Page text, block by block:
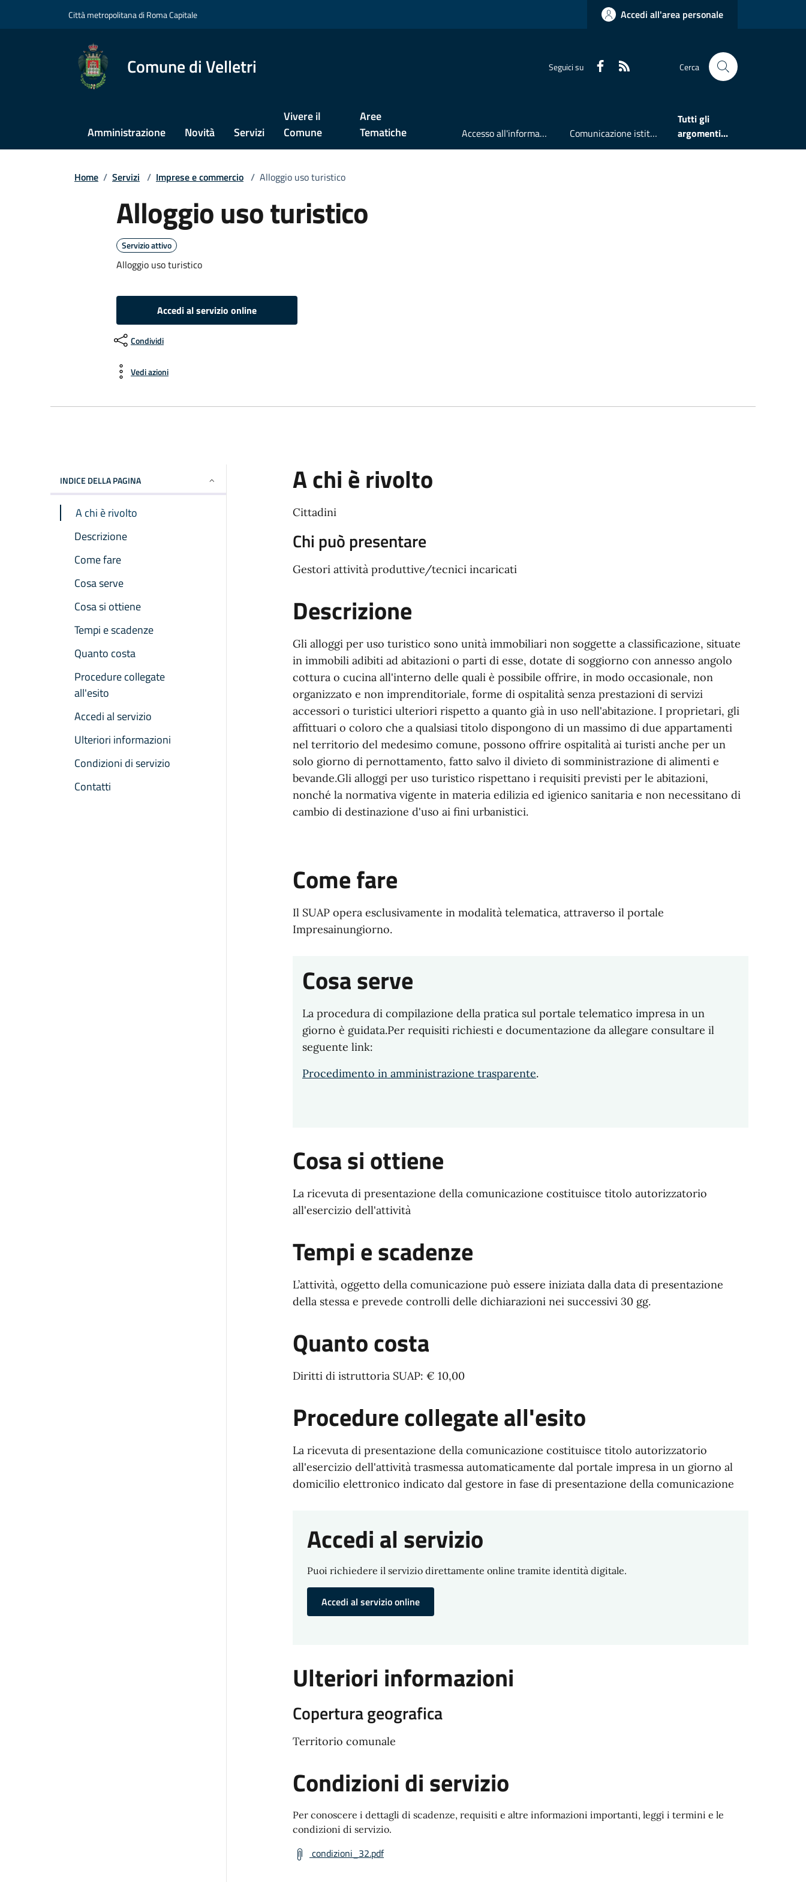
Città metropolitana di Roma Capitale Accedi all'area personale
Comune di Velletri Seguici su Faceboook Cerca
Amministrazione Novità Servizi
Vivere il
Comune
Aree
Tematiche
Accesso all'informazione Comunicazione istituzionale
Tutti gli
argomenti...
Home / Servizi / Imprese e commercio / Alloggio uso turistico
Alloggio uso turistico
Servizio attivo
Alloggio uso turistico
Accedi al servizio online
Condividi
Vedi azioni
INDICE DELLA PAGINA
A chi è rivolto
Descrizione
Come fare
Cosa serve
Cosa si ottiene
Tempi e scadenze
Quanto costa
Procedure collegate
all'esito
Accedi al servizio
Ulteriori informazioni
Condizioni di servizio
Contatti
A chi è rivolto
Cittadini
Chi può presentare
Gestori attività produttive/tecnici incaricati
Descrizione
Gli alloggi per uso turistico sono unità immobiliari non soggette a classificazione, situate
in immobili adibiti ad abitazioni o parti di esse, dotate di soggiorno con annesso angolo
cottura o cucina all'interno delle quali è possibile offrire, in modo occasionale, non
organizzato e non imprenditoriale, forme di ospitalità senza prestazioni di servizi
accessori o turistici ulteriori rispetto a quanto già in uso nell'abitazione. I proprietari, gli
affittuari o coloro che a qualsiasi titolo dispongono di un massimo di due appartamenti
nel territorio del medesimo comune, possono offrire ospitalità ai turisti anche per un
solo giorno di pernottamento, fatto salvo il divieto di somministrazione di alimenti e
bevande.Gli alloggi per uso turistico rispettano i requisiti previsti per le abitazioni,
nonché la normativa vigente in materia edilizia ed igienico sanitaria e non necessitano di
cambio di destinazione d'uso ai fini urbanistici.
Come fare
Il SUAP opera esclusivamente in modalità telematica, attraverso il portale
Impresainungiorno.
Cosa serve
La procedura di compilazione della pratica sul portale telematico impresa in un
giorno è guidata.Per requisiti richiesti e documentazione da allegare consultare il
seguente link:
Procedimento in amministrazione trasparente.
Cosa si ottiene
La ricevuta di presentazione della comunicazione costituisce titolo autorizzatorio
all'esercizio dell'attività
Tempi e scadenze
L’attività, oggetto della comunicazione può essere iniziata dalla data di presentazione
della stessa e prevede controlli delle dichiarazioni nei successivi 30 gg.
Quanto costa
Diritti di istruttoria SUAP: € 10,00
Procedure collegate all'esito
La ricevuta di presentazione della comunicazione costituisce titolo autorizzatorio
all'esercizio dell'attività trasmessa automaticamente dal portale impresa in un giorno al
domicilio elettronico indicato dal gestore in fase di presentazione della comunicazione
Accedi al servizio
Puoi richiedere il servizio direttamente online tramite identità digitale.
Accedi al servizio online
Ulteriori informazioni
Copertura geografica
Territorio comunale
Condizioni di servizio
Per conoscere i dettagli di scadenze, requisiti e altre informazioni importanti, leggi i termini e le
condizioni di servizio.
condizioni_32.pdf